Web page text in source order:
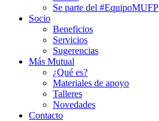
Se parte del #EquipoMUFP
Socio
Beneficios
Servicios
Sugerencias
Más Mutual
¿Qué es?
Materiales de apoyo
Talleres
Novedades
Contacto